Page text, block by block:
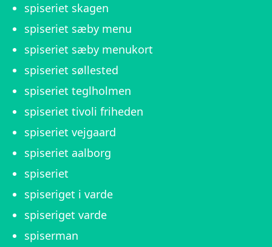
spiseriet skagen
spiseriet sæby menu
spiseriet sæby menukort
spiseriet søllested
spiseriet teglholmen
spiseriet tivoli friheden
spiseriet vejgaard
spiseriet aalborg
spiseriet
spiseriget i varde
spiseriget varde
spiserman